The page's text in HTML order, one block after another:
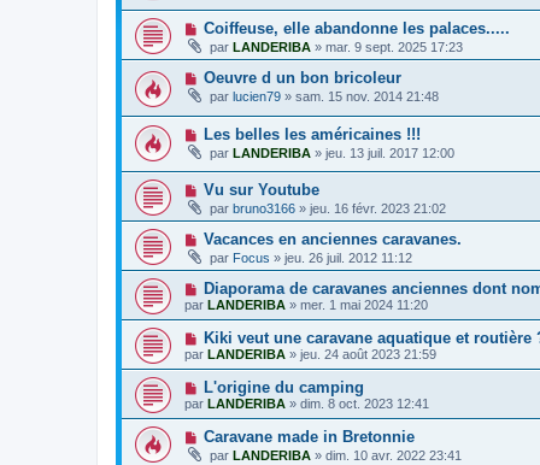
Coiffeuse, elle abandonne les palaces.....
par LANDERIBA » mar. 9 sept. 2025 17:23
Oeuvre d un bon bricoleur
par lucien79 » sam. 15 nov. 2014 21:48
Les belles les américaines !!!
par LANDERIBA » jeu. 13 juil. 2017 12:00
Vu sur Youtube
par bruno3166 » jeu. 16 févr. 2023 21:02
Vacances en anciennes caravanes.
par Focus » jeu. 26 juil. 2012 11:12
Diaporama de caravanes anciennes dont
par LANDERIBA » mer. 1 mai 2024 11:20
Kiki veut une caravane aquatique et routière
par LANDERIBA » jeu. 24 août 2023 21:59
L'origine du camping
par LANDERIBA » dim. 8 oct. 2023 12:41
Caravane made in Bretonnie
par LANDERIBA » dim. 10 avr. 2022 23:41